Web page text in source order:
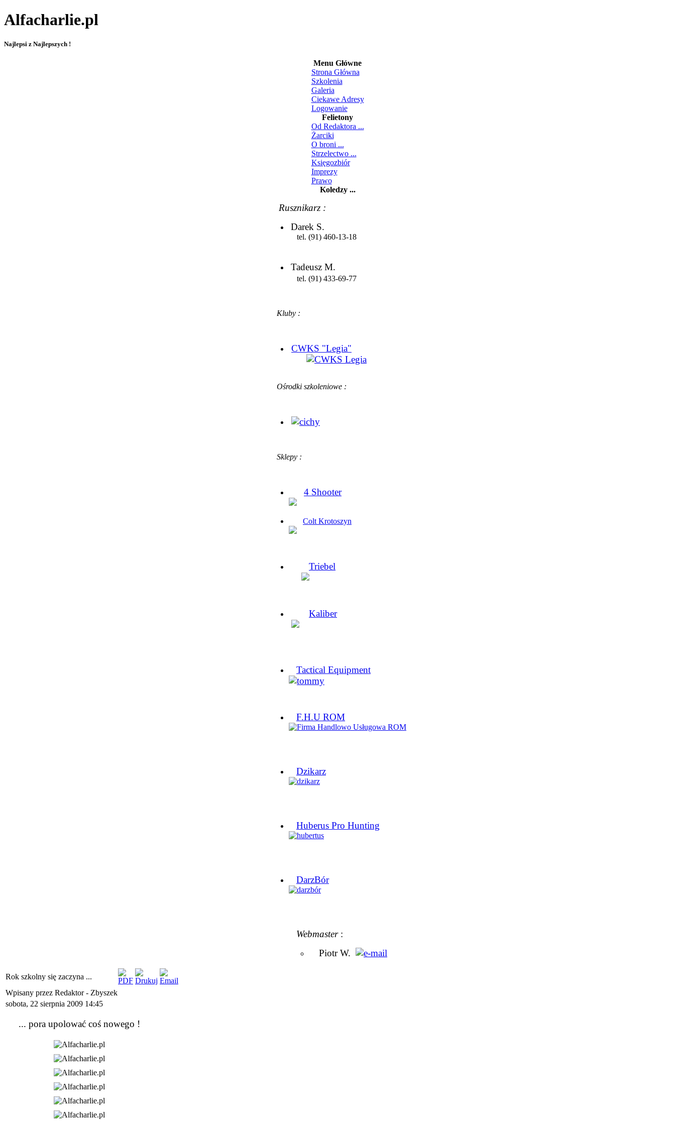
Alfacharlie.pl
Najlepsi z Najlepszych !
Menu Główne
Strona Główna
Szkolenia
Galeria
Ciekawe Adresy
Logowanie
Felietony
Od Redaktora ...
Żarciki
O broni ...
Strzelectwo ...
Księgozbiór
Imprezy
Prawo
Koledzy ...
Rusznikarz :
Darek S.
tel. (91) 460-13-18
Tadeusz M.
tel. (91) 433-69-77
Kluby :
CWKS "Legia"
Ośrodki szkoleniowe :
Sklepy :
4 Shooter
Colt Krotoszyn
Triebel
Kaliber
Tactical Equipment
F.H.U ROM
Dzikarz
Huberus Pro Hunting
DarzBór
Webmaster :
Piotr W.
Rok szkolny się zaczyna ...
Wpisany przez Redaktor - Zbyszek
sobota, 22 sierpnia 2009 14:45
... pora upolować coś nowego !